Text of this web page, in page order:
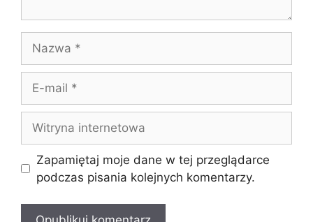
mail
internetowa
Zapamiętaj moje dane w tej przeglądarce
podczas pisania kolejnych komentarzy.